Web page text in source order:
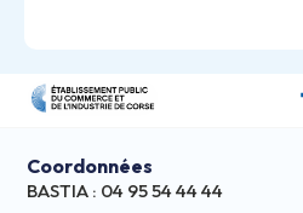
Coordonnées
BASTIA : 04 95 54 44 44